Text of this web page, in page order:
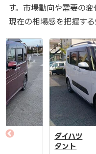
す。市場動向や需要の変
現在の相場感を把握する
ダイハツ
タント